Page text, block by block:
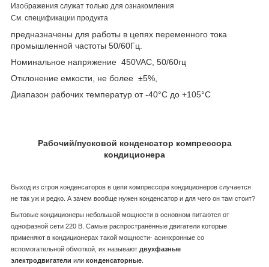
Изображения служат только для ознакомления
См. спецификации продукта
предназначены для работы в цепях переменного тока
промышленной частоты 50/60Гц.
Номинальное напряжение 450VAC, 50/60гц
Отклонение емкости, не более ±5%,
Диапазон рабочих температур от -40°С до +105°С
Рабочий/пусковой конденсатор компрессора
кондиционера
Выход из строя конденсаторов в цепи компрессора кондиционеров случается
не так уж и редко. А зачем вообще нужен конденсатор и для чего он там стоит?
Бытовые кондиционеры небольшой мощности в основном питаются от
однофазной сети 220 В. Самые распространённые двигатели которые
применяют в кондиционерах такой мощности- асинхронные со
вспомогательной обмоткой, их называют двухфазные
электродвигатели или конденсаторные